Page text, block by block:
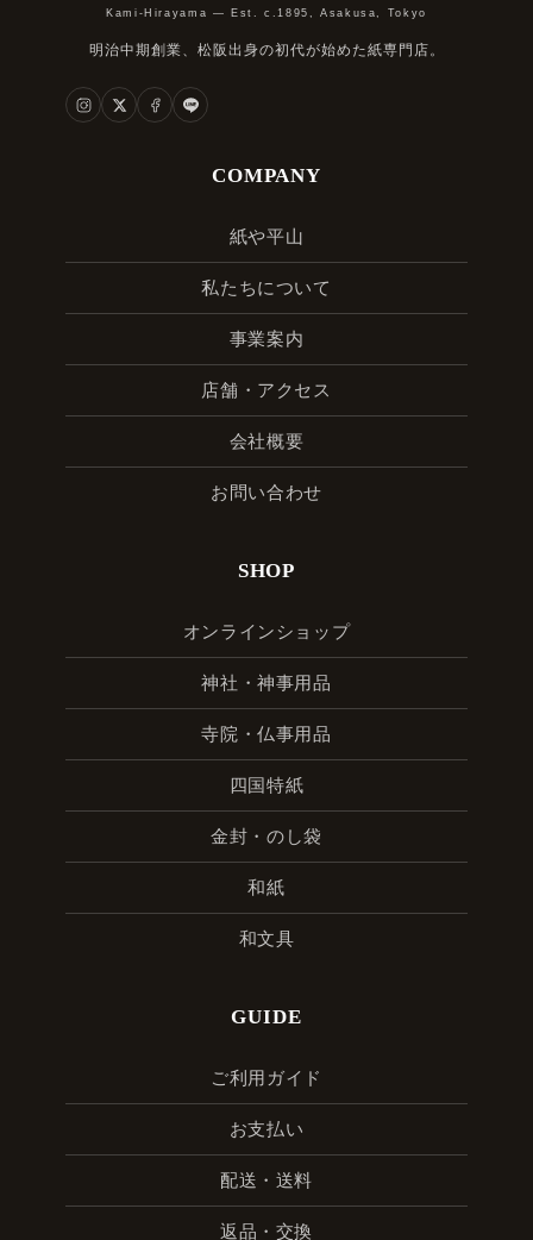
Kami-Hirayama — Est. c.1895, Asakusa, Tokyo
明治中期創業、松阪出身の初代が始めた紙専門店。
COMPANY
紙や平山
私たちについて
事業案内
店舗・アクセス
会社概要
お問い合わせ
SHOP
オンラインショップ
神社・神事用品
寺院・仏事用品
四国特紙
金封・のし袋
和紙
和文具
GUIDE
ご利用ガイド
お支払い
配送・送料
返品・交換